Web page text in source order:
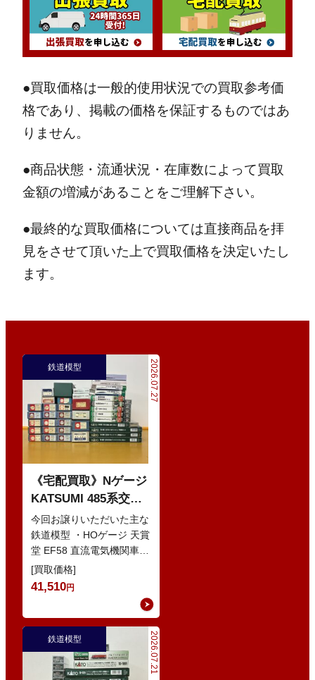
●買取価格は一般的使用状況での買取参考価
格であり、掲載の価格を保証するものではあ
りません。
●商品状態・流通状況・在庫数によって買取
金額の増減があることをご理解下さい。
●最終的な買取価格については直接商品を拝
見をさせて頂いた上で買取価格を決定いたし
ます。
2026.07.27
鉄道模型
《宅配買取》Nゲージ
KATSUMI 485系交直
流特急型電車 などの
鉄道模型
今回お譲りいただいた主な
鉄道模型 ・HOゲージ 天賞
堂 EF58 直流電気機関車
・Nゲージ KATO 10-386
285系0番…
[買取価格]
41,510円
2026.07.21
鉄道模型